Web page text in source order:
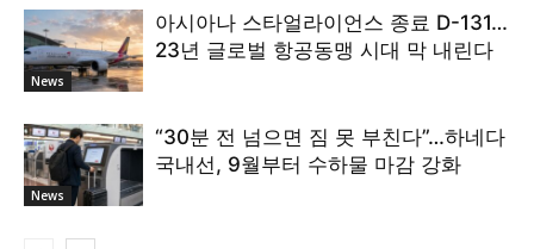
News
아시아나 스타얼라이언스 종료 D-131…
23년 글로벌 항공동맹 시대 막 내린다
News
“30분 전 넘으면 짐 못 부친다”…하네다
국내선, 9월부터 수하물 마감 강화